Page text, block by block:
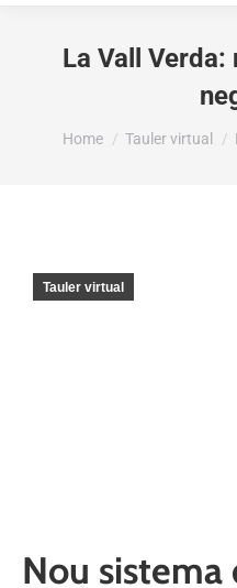
La Vall
You are here:
Home Tauler virtual
Tauler virtual
Nou sistema